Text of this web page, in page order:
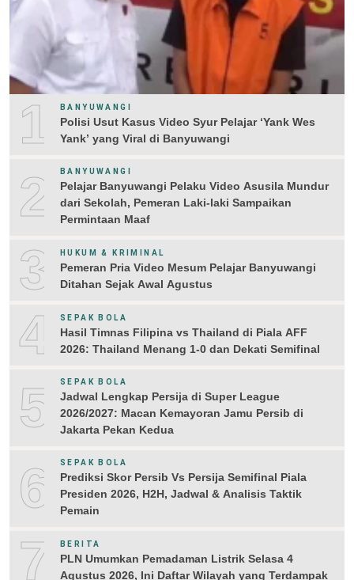
1 BANYUWANGI
Polisi Usut Kasus Video Syur Pelajar ‘Yank Wes
Yank’ yang Viral di Banyuwangi
2 BANYUWANGI
Pelajar Banyuwangi Pelaku Video Asusila Mundur
dari Sekolah, Pemeran Laki-laki Sampaikan
Permintaan Maaf
3 HUKUM & KRIMINAL
Pemeran Pria Video Mesum Pelajar Banyuwangi
Ditahan Sejak Awal Agustus
4 SEPAK BOLA
Hasil Timnas Filipina vs Thailand di Piala AFF
2026: Thailand Menang 1-0 dan Dekati Semifinal
5 SEPAK BOLA
Jadwal Lengkap Persija di Super League
2026/2027: Macan Kemayoran Jamu Persib di
Jakarta Pekan Kedua
6 SEPAK BOLA
Prediksi Skor Persib Vs Persija Semifinal Piala
Presiden 2026, H2H, Jadwal & Analisis Taktik
Pemain
7 BERITA
PLN Umumkan Pemadaman Listrik Selasa 4
Agustus 2026, Ini Daftar Wilayah yang Terdampak